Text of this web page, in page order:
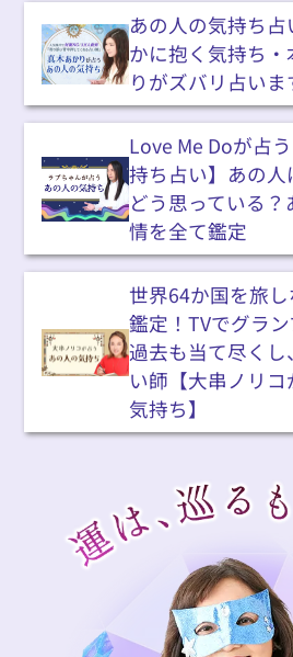
あの人の気持ち
かに抱く気持ち
りがズバリ占いま
Love Me Doが占
持ち占い】あの人
どう思っている
情を全て鑑定
世界64か国を旅
鑑定！TVでグラ
過去も当て尽く
い師【大串ノリ
気持ち】